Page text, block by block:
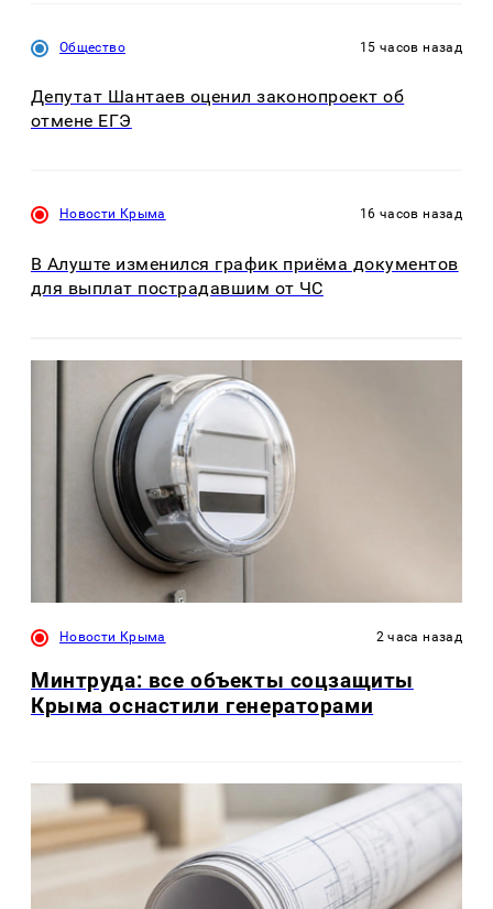
Общество 15 часов назад
Депутат Шантаев оценил законопроект об
отмене ЕГЭ
Новости Крыма 16 часов назад
В Алуште изменился график приёма документов
для выплат пострадавшим от ЧС
Новости Крыма 2 часа назад
Минтруда: все объекты соцзащиты
Крыма оснастили генераторами